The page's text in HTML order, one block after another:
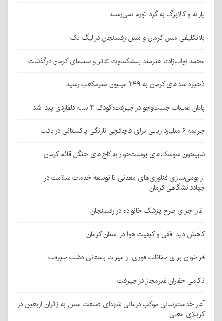
یارانه و کالابرگ به گرد تورم نمی‌رسند
بلاتکلیفی مس کرمان و مس رفسنجان در لیگ یک
محمد نواب‌زاده، هنرمند پیشکسوت تئاتر و سینمای کرمان درگذشت
ذخیره سدهای کرمان به ۲۴۹ میلیون مترمکعب رسید
پایان عملیات جست‌وجو در جیرفت؛ کودک ۴ ساله دلفاردی پیدا شد
جریمه ۶ میلیارد ریالی برای قاچاقچی نارنگی پاکستانی در بافت
شبیخون سوسک‌های پوست‌خوار به کاج‌های جنگل قائم کرمان
از بومی‌سازی فناوری‌های معدنی تا توسعه خدمات سلامت در
جهاددانشگاهی کرمان
آغاز اجرای طرح پزشک خانواده در رفسنجان
کاهش دید افقی و کیفیت هوا در استان کرمان
فراخوان برای حفاظت فوری از میراث باستانی دشت جیرفت
ناکامی حفاران غیرمجاز در جیرفت
آغاز خدمت‌رسانی موکب درمانی شهدای صنعت مس به زائران اربعین در
کربلای معلی